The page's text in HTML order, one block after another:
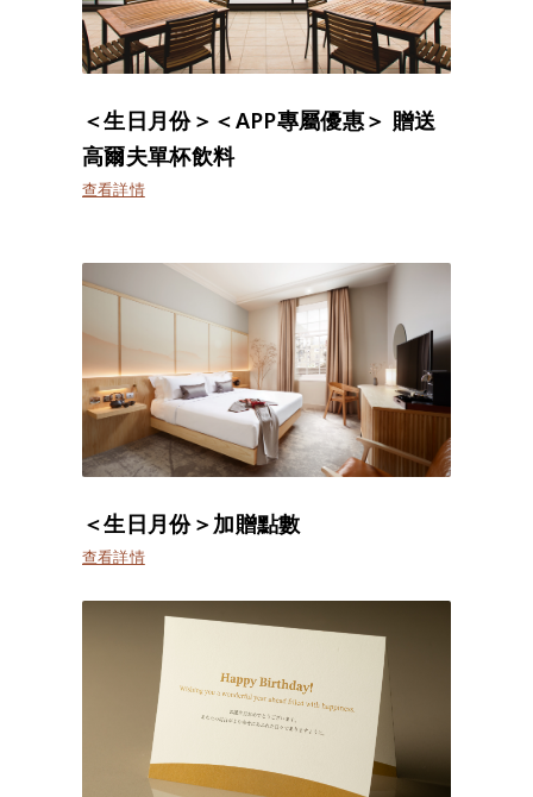
＜生日月份＞＜APP專屬優惠＞ 贈送
高爾夫單杯飲料
查看詳情
＜生日月份＞加贈點數
查看詳情